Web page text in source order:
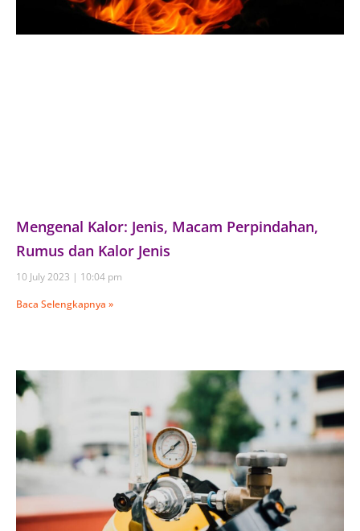
Mengenal Kalor: Jenis, Macam Perpindahan,
Rumus dan Kalor Jenis
10 July 2023
10:04 pm
Baca Selengkapnya »